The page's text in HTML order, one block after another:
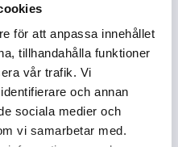
för att anpassa innehållet
tillhandahålla funktioner
vår trafik. Vi
och annan
sociala medier och
vi samarbetar med.
såsom
med mera. Vi
hittad i rätt sammanhang.
och talar samma